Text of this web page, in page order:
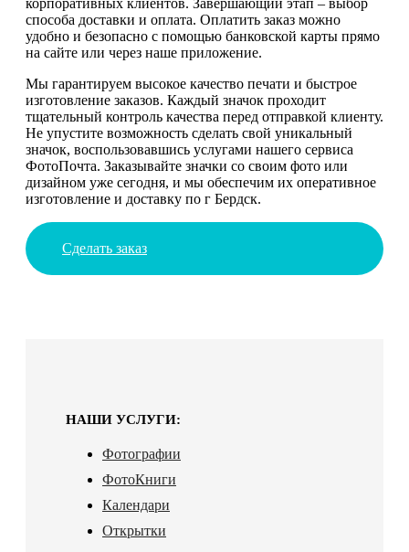
способа доставки и оплата. Оплатить заказ можно
удобно и безопасно с помощью банковской карты прямо
на сайте или через наше приложение.
Мы гарантируем высокое качество печати и быстрое
изготовление заказов. Каждый значок проходит
тщательный контроль качества перед отправкой клиенту.
Не упустите возможность сделать свой уникальный
значок, воспользовавшись услугами нашего сервиса
ФотоПочта. Заказывайте значки со своим фото или
дизайном уже сегодня, и мы обеспечим их оперативное
изготовление и доставку по г Бердск.
Сделать заказ
НАШИ УСЛУГИ:
Фотографии
ФотоКниги
Календари
Открытки